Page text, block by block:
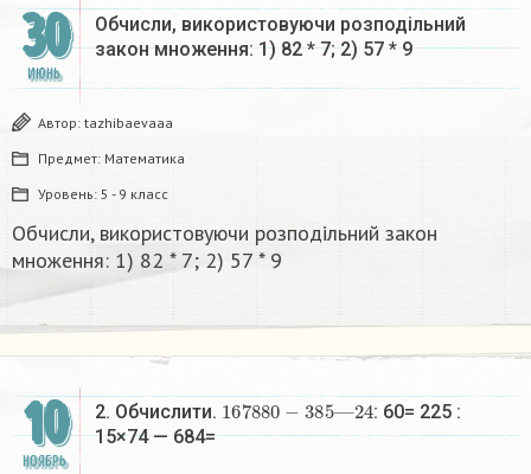
30
ИЮНЬ
Обчисли, використовуючи розподiльний
закон множення: 1) 82 * 7; 2) 57 * 9
Автор: tazhibaevaaa
Предмет: Математика
Уровень: 5 - 9 класс
Обчисли, використовуючи розподiльний закон
множення: 1) 82 * 7; 2) 57 * 9
10
НОЯБРЬ
2. Обчислити. 167880 −385—24 : 60= 225 :
15×74 — 684=​